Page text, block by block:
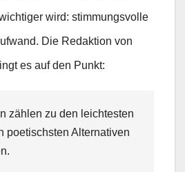
wird: stimmungsvolle
Die Redaktion von
es auf den Punkt:
zählen zu den leichtesten
poetischsten Alternativen